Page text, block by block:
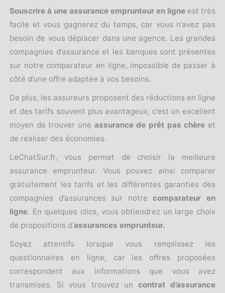
Souscrire à une assurance emprunteur en ligne est très
facile et vous gagnerez du temps, car vous n’avez pas
besoin de vous déplacer dans une agence. Les grandes
compagnies d’assurance et les banques sont présentes
sur notre comparateur en ligne, impossible de passer à
côté d’une offre adaptée à vos besoins.
De plus, les assureurs proposent des réductions en ligne
et des tarifs souvent plus avantageux, c’est un excellent
moyen de trouver une assurance de prêt pas chère et
de réaliser des économies.
LeChatSur.fr, vous permet de choisir la meilleure
assurance emprunteur. Vous pouvez ainsi comparer
gratuitement les tarifs et les différentes garanties des
compagnies d’assurances sur notrecomparateur en
ligne. En quelques clics, vous obtiendrez un large choix
de propositions d’assurances emprunteur.
Soyez attentifs lorsque vous remplissez les
questionnaires en ligne, car les offres proposées
correspondent aux informations que vous avez
transmises. Si vous trouvez un contrat d’assurance